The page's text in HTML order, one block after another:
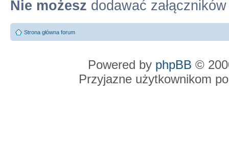
Nie możesz dodawać załączników
Strona główna forum
Powered by phpBB ©
Przyjazne użytkownikom